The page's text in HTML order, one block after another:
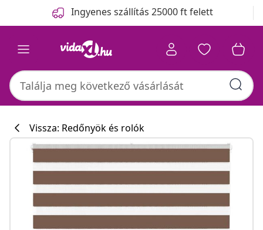
Ingyenes szállítás 25000 ft felett
Vissza: Redőnyök és rolók